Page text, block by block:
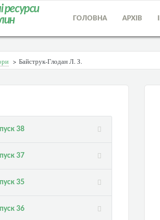
ресурси
ГОЛОВНА АРХІВ
> Байструк-Глодан Л. З.
38
37
35
36